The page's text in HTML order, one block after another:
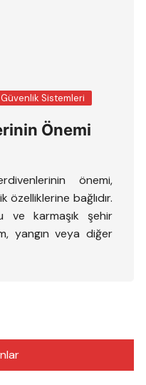
Güvenlik Sistemleri
Önemi
önemi,
bağlıdır.
ve karmaşık şehir
yangın veya diğer